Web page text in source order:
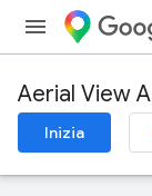
Aerial View
Inizia